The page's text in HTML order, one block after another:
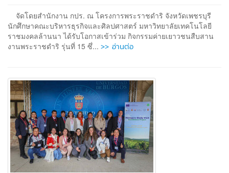
จัดโดยสำนักงาน กปร. ณ โครงการพระราชดำริ จังหวัดเพชรบุรี
นักศึกษาคณะบริหารธุรกิจและศิลปศาสตร์ มหาวิทยาลัยเทคโนโลยี
ราชมงคลล้านนา ได้รับโอกาสเข้าร่วม กิจกรรมค่ายเยาวชนสืบสาน
งานพระราชดำริ รุ่นที่ 15 ซึ่... >> อ่านต่อ